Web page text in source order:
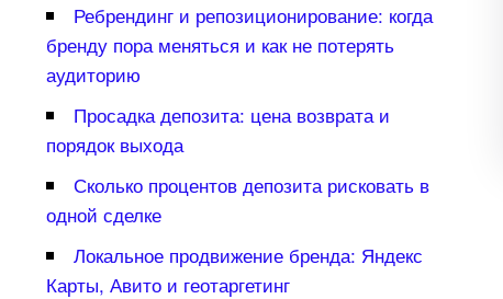
Ребрендинг и репозиционирование: когда
ренду пора меняться и как не потерять
аудиторию
Просадка депозита: цена возврата и
порядок выхода
Сколько процентов депозита рисковать
одной сделке
Локальное продвижение бренда: Яндекс
Карты, Авито и геотаргетин